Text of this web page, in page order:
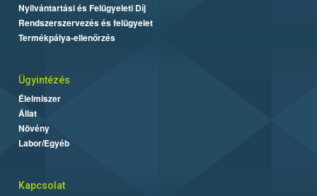
Nyilvántartási és Felügyeleti Díj
Rendszerszervezés és felügyelet
Termékpálya-ellenőrzés
Ügyintézés
Élelmiszer
Állat
Növény
Labor/Egyéb
Kapcsolat